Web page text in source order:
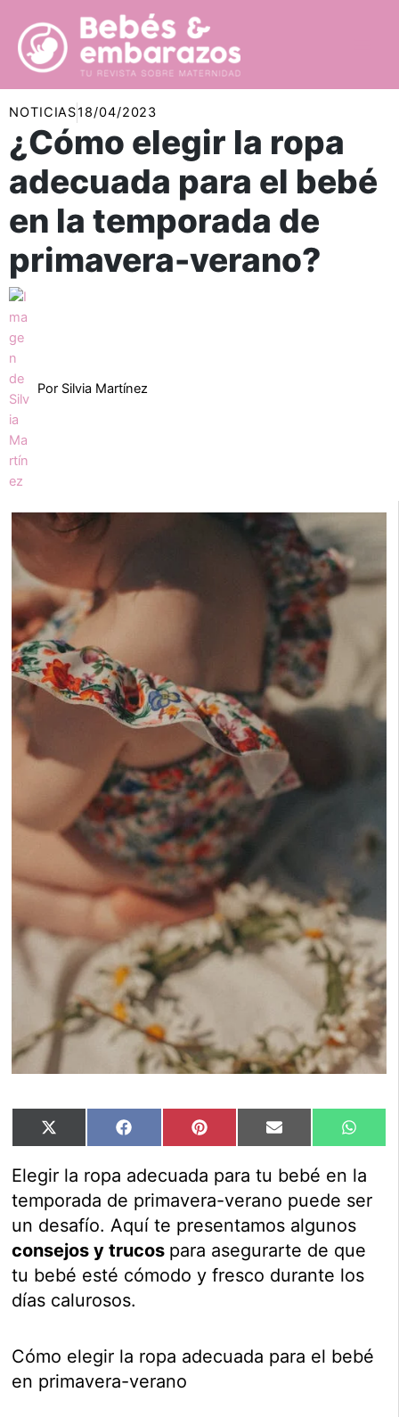
contenido
NOTICIAS18/04/2023
¿Cómo elegir la ropa
adecuada para el bebé
en la temporada de
primavera-verano?
Por Silvia Martínez
Compartir
en
X
(Twitter)
Compartir
en
Facebook Compartir
en
Pinterest Compartir
en
Email
en
Elegir la ropa adecuada para tu bebé en la
temporada de primavera-verano puede ser
un desafío. Aquí te presentamos algunos
consejos y trucos para asegurarte de que
tu bebé esté cómodo y fresco durante los
días calurosos.
Cómo elegir la ropa adecuada para el bebé
en primavera-verano